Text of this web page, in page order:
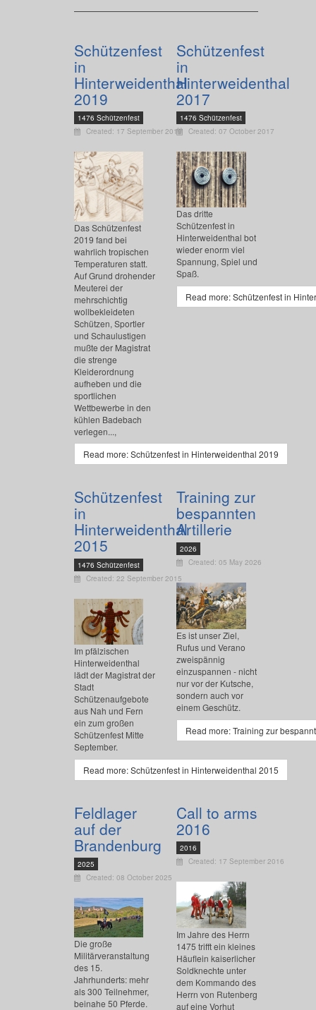
Schützenfest
in
Hinterweidenthal
2019
1476 Schützenfest
Created: 17 September 2019
Das Schützenfest
2019 fand bei
wahrlich tropischen
Temperaturen statt.
Auf Grund drohender
Meuterei der
mehrschichtig
wollbekleideten
Schützen, Sportler
und Schaulustigen
mußte der Magistrat
die strenge
Kleiderordnung
aufheben und die
sportlichen
Wettbewerbe in den
kühlen Badebach
verlegen...,
Read more: Schützenfest in Hinterweidenthal 2019
Schützenfest
in
Hinterweidenthal
2017
1476 Schützenfest
Created: 07 October 2017
Das dritte
Schützenfest in
Hinterweidenthal bot
wieder enorm viel
Spannung, Spiel und
Spaß.
Read more: Schützenfest in
Schützenfest
in
Hinterweidenthal
2015
1476 Schützenfest
Created: 22 September 2015
Im pfälzischen
Hinterweidenthal
lädt der Magistrat der
Stadt
Schützenaufgebote
aus Nah und Fern
ein zum großen
Schützenfest Mitte
September.
Read more: Schützenfest in Hinterweidenthal 2015
Training zur
bespannten
Artillerie
2026
Created: 05 May 2026
Es ist unser Ziel,
Rufus und Verano
zweispännig
einzuspannen - nicht
nur vor der Kutsche,
sondern auch vor
einem Geschütz.
Read more: Training zur
Feldlager
auf der
Brandenburg
2025
Created: 08 October 2025
Die große
Militärveranstaltung
des 15.
Jahrhunderts: mehr
als 300 Teilnehmer,
beinahe 50 Pferde.
Call to arms
2016
2016
Created: 17 September 2016
Im Jahre des Herrn
1475 trifft ein kleines
Häuflein kaiserlicher
Soldknechte unter
dem Kommando des
Herrn von Rutenberg
auf eine Vorhut